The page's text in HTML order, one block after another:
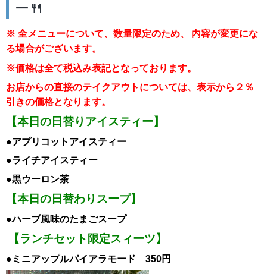
ー🍴
※ 全メニューについて、数量限定のため、
内容が変更にな
る場合がございます。
※価格は全て税込み表記となっております。
お店からの直接のテイクアウトについては、表示から２％
引きの価格となります。
【本日の日替りアイスティー】
●アプリコット アイスティー
●ライチアイスティー
●黒ウーロン茶
【本日の日替わりスープ】
●ハーブ風味のたまごスープ
【ランチセット限定スィーツ】
●ミニアップルパイアラモード 350円